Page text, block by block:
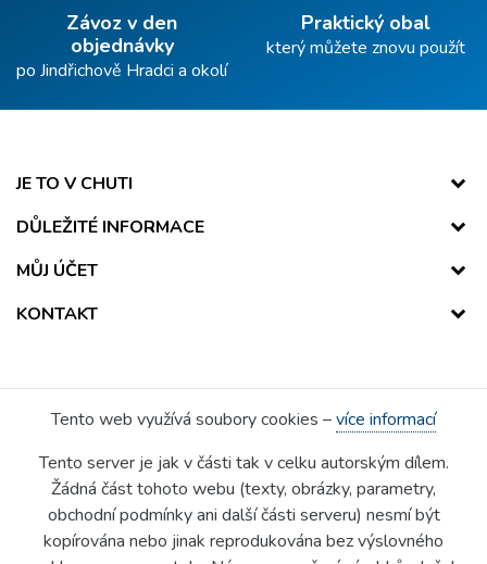
Závoz v den
objednávky
po Jindřichově Hradci a okolí
Praktický obal
který můžete znovu použít
JE TO V CHUTI
DŮLEŽITÉ INFORMACE
MŮJ ÚČET
KONTAKT
Tento web využívá soubory cookies –více informací
Tento server je jak v části tak v celku autorským dílem.
Žádná část tohoto webu (texty, obrázky, parametry,
obchodní podmínky ani další části serveru) nesmí být
kopírována nebo jinak reprodukována bez výslovného